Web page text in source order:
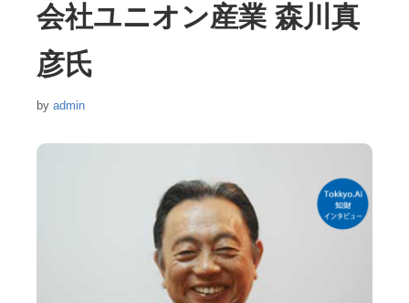
会社ユニオン産業 森川真
彦氏
by admin